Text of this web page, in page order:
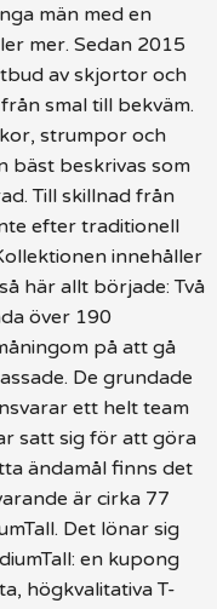
män med en
mer. Sedan 2015
av skjortor och
smal till bekväm.
strumpor och
bäst beskrivas som
Till skillnad från
efter traditionell
innehåller
här allt började: Två
över 190
på att gå
De grundade
ett helt team
satt sig för att göra
ändamål finns det
är cirka 77
Det lönar sig
en kupong
högkvalitativa T-